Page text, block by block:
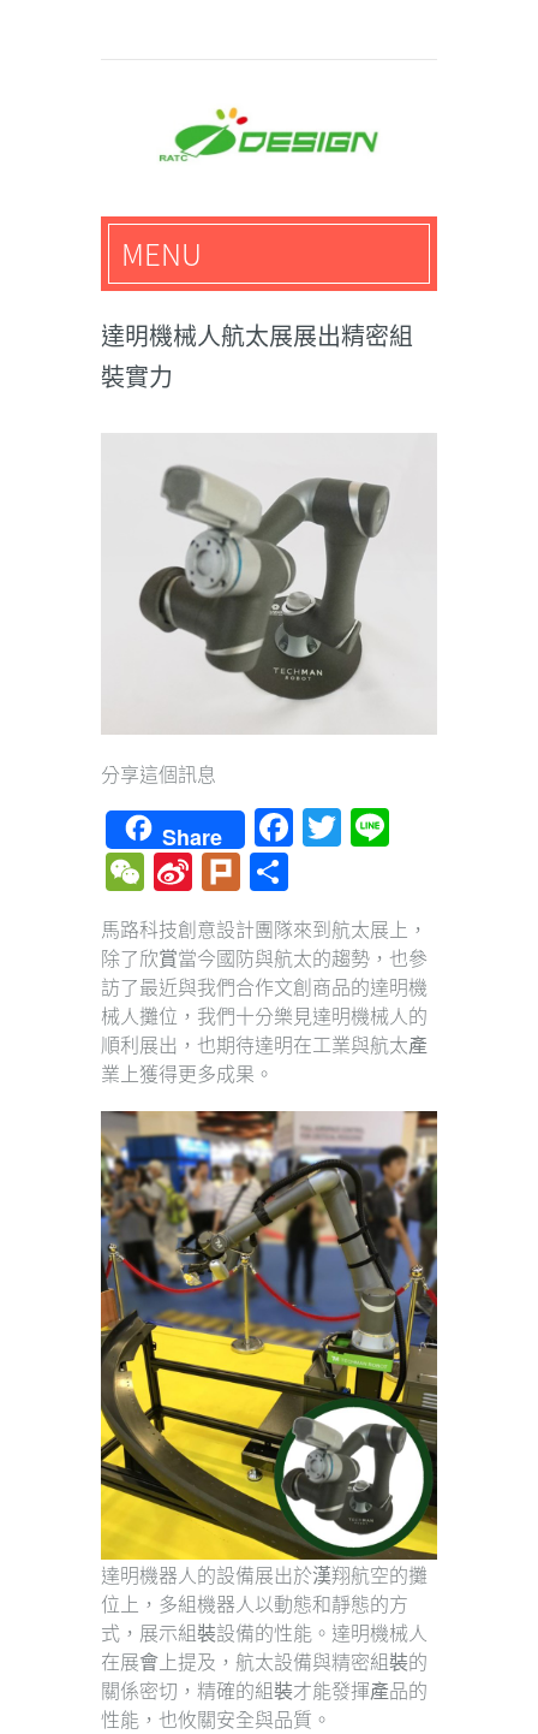
馬路科技創意設計-3D公
仔,文創,獎盃設計專家
MENU
達明機械人航太展展出精密組
裝實力
分享這個訊息
Share Facebook
Twitter
WeChat
Sina
Weibo
Plurk
馬路科技創意設計團隊來到航太展上，
除了欣賞當今國防與航太的趨勢，也參
訪了最近與我們合作文創商品的達明機
械人攤位，我們十分樂見達明機械人的
順利展出，也期待達明在工業與航太產
業上獲得更多成果。
達明機器人的設備展出於漢翔航空的攤
位上，多組機器人以動態和靜態的方
式，展示組裝設備的性能。達明機械人
在展會上提及，航太設備與精密組裝的
關係密切，精確的組裝才能發揮產品的
性能，也攸關安全與品質。